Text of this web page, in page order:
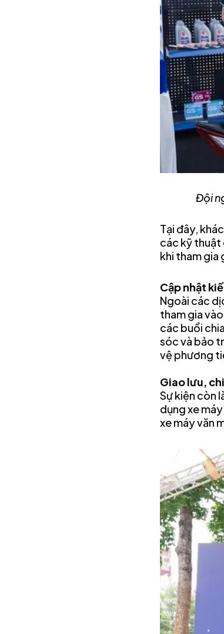
Đội
Tại đây,
các kỹ thuật
khi tham gia
Cập nhật
Ngoài các
tham gia
các buổi
sóc và bảo
vệ phương
Giao lưu,
Sự kiện còn
dụng xe
xe máy văn